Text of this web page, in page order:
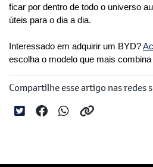
ficar por dentro de todo o universo
úteis para o dia a dia.
Interessado em adquirir um BYD?
escolha o modelo que mais
Compartilhe esse artigo nas redes